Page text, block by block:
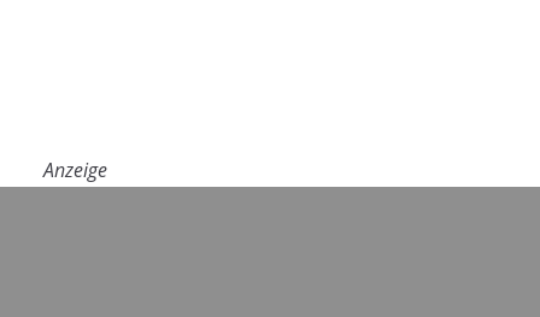
Anzeige